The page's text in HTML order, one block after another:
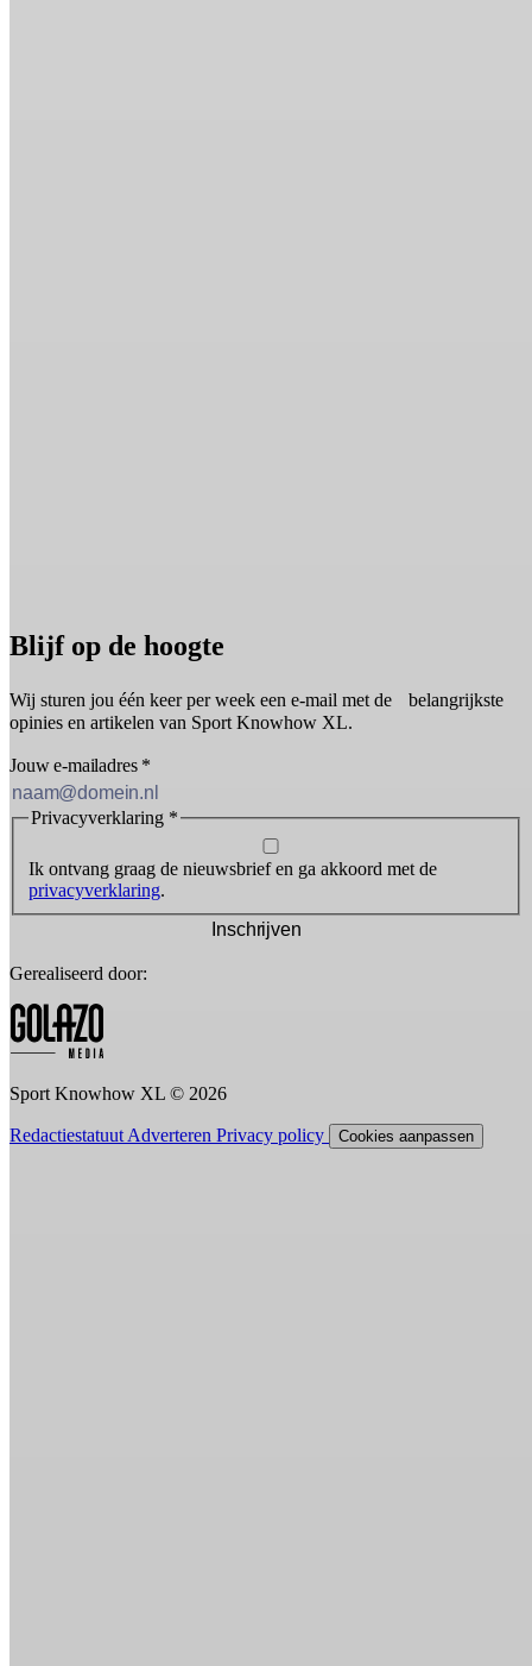
Blijf op de hoogte
Wij sturen jou één keer per week een e-mail met de belangrijkste
opinies en artikelen van Sport Knowhow XL.
Jouw e-mailadres *
Privacyverklaring *
Ik ontvang graag de nieuwsbrief en ga akkoord met de
privacyverklaring.
Inschrijven
Gerealiseerd door:
Sport Knowhow XL © 2026
Redactiestatuut Adverteren Privacy policy Cookies aanpassen